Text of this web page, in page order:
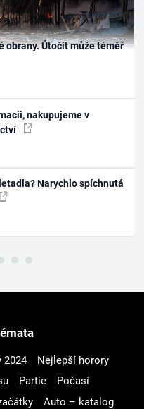
obrany. Útočit může téměř
nakupujeme v
Narychlo spíchnutá
2024
Nejlepší horory
Partie
Počasí
Auto – katalog